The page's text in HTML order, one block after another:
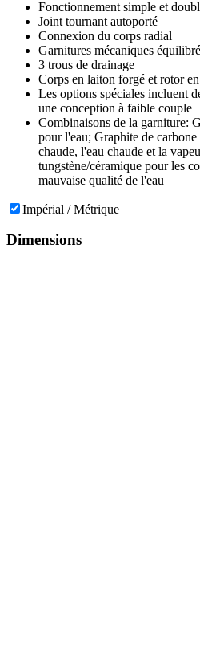
Fonctionnement simple et
Joint tournant autoporté
Connexion du corps radial
Garnitures mécaniques
3 trous de drainage
Corps en laiton forgé et rotor
Les options spéciales incluent
une conception à faible couple
Combinaisons de la garniture:
pour l'eau; Graphite de
chaude, l'eau chaude et la
tungstène/céramique pour les
mauvaise qualité de l'eau
Impérial / Métrique
Dimensions